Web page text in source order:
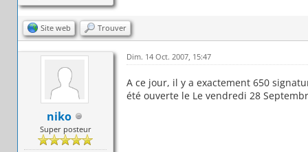
Site web Trouver
niko
Super posteur
Dim. 14 Oct. 2007, 15:47
A ce jour, il y a exactement 650
été ouverte le Le vendredi 28